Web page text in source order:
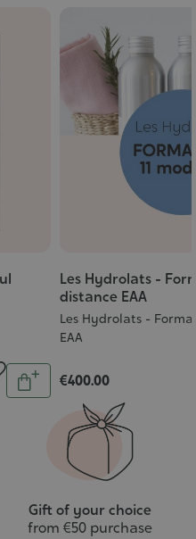
Quantity
Add
Les Hydrolats -
distance EAA
Les Hydrolats -
EAA
€400.00
Gift of your choice
from €50 purchase